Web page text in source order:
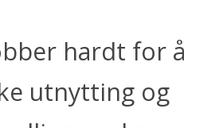
hardt for å
utnytting og